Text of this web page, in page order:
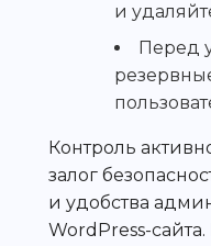
и
Перед
Контроль
залог
и удобства
WordPress-